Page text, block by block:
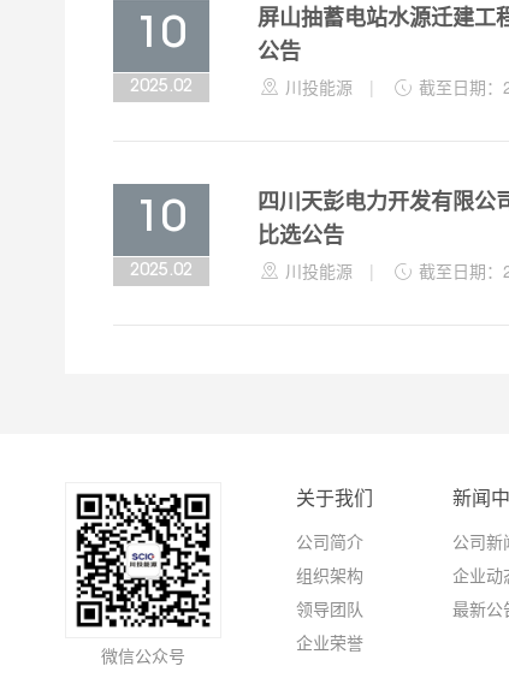
10
2025.02
屏山抽蓄电站水源迁建工
公告
 川投能源 |  截至日期
10
2025.02
四川天彭电力开发有限公
比选公告
 川投能源 |  截至日期
微信公众号
关于我们
公司简介
组织架构
领导团队
企业荣誉
新闻
公司新
企业动
最新公